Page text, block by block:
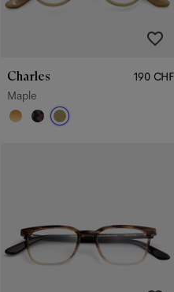
Charles
190 CHF
Maple